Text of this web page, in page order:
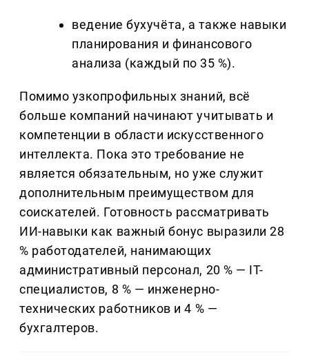
ведение бухучёта, а также навыки
планирования и финансового
анализа (каждый по 35 %).
Помимо узкопрофильных знаний, всё
больше компаний начинают учитывать и
компетенции в области искусственного
интеллекта. Пока это требование не
является обязательным, но уже служит
дополнительным преимуществом для
соискателей. Готовность рассматривать
ИИ-навыки как важный бонус выразили 28
% работодателей, нанимающих
административный персонал, 20 % — IT-
специалистов, 8 % — инженерно-
технических работников и 4 % —
бухгалтеров.